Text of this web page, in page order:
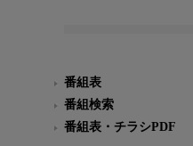
番組表
番組検索
番組表・チラシPDF